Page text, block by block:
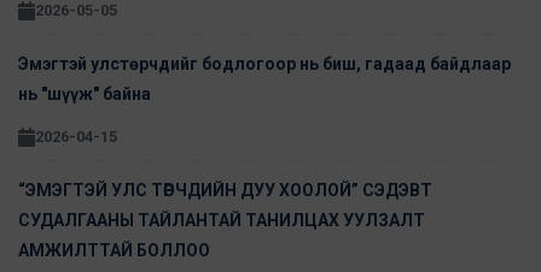
2026-05-05
Эмэгтэй улстөрчдийг бодлогоор нь биш, гадаад байдлаар
нь "шүүж" байна
2026-04-15
“ЭМЭГТЭЙ УЛС ТӨРЧДИЙН ДУУ ХООЛОЙ” СЭДЭВТ
СУДАЛГААНЫ ТАЙЛАНТАЙ ТАНИЛЦАХ УУЛЗАЛТ
АМЖИЛТТАЙ БОЛЛОО